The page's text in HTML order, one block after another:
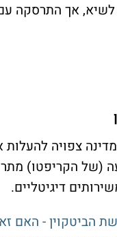
לשיא, אך התרסקה
צפויה להעלות
(של הקריפטו)
הביטקוין - האם